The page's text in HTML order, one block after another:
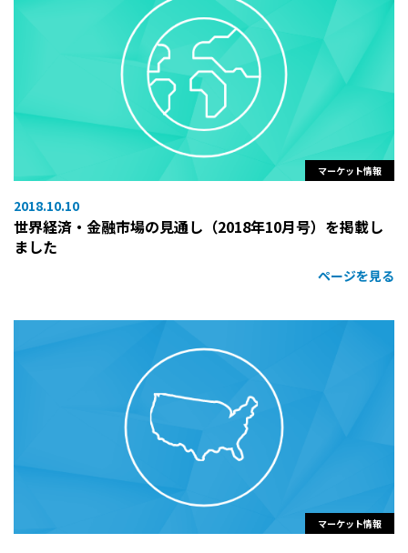
マーケット情報
2018.10.10
世界経済・金融市場の見通し（2018年10月号）を掲載し
ました
ページを見る
マーケット情報